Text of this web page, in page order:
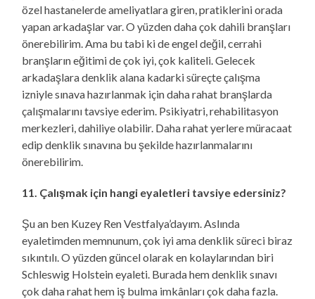
özel hastanelerde ameliyatlara giren, pratiklerini orada
yapan arkadaşlar var. O yüzden daha çok dahili branşları
önerebilirim. Ama bu tabi ki de engel değil, cerrahi
branşların eğitimi de çok iyi, çok kaliteli. Gelecek
arkadaşlara denklik alana kadarki süreçte çalışma
izniyle sınava hazırlanmak için daha rahat branşlarda
çalışmalarını tavsiye ederim. Psikiyatri, rehabilitasyon
merkezleri, dahiliye olabilir. Daha rahat yerlere müracaat
edip denklik sınavına bu şekilde hazırlanmalarını
önerebilirim.
11. Çalışmak için hangi eyaletleri tavsiye edersiniz?
Şu an ben Kuzey Ren Vestfalya’dayım. Aslında
eyaletimden memnunum, çok iyi ama denklik süreci biraz
sıkıntılı. O yüzden güncel olarak en kolaylarından biri
Schleswig Holstein eyaleti. Burada hem denklik sınavı
çok daha rahat hem iş bulma imkânları çok daha fazla.